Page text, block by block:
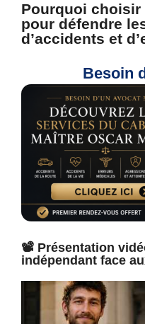
Pourquoi choisir
pour défendre
d’accidents et
Besoin
📽️ Présentation
indépendant face